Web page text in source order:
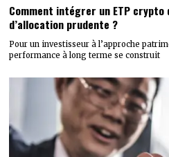
Comment intégrer un ETP
d’allocation prudente ?
Pour un investisseur à l’approche
performance à long terme se construit